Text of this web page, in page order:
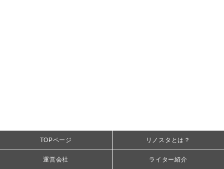
TOPページ リノスタとは？
運営会社 ライター紹介